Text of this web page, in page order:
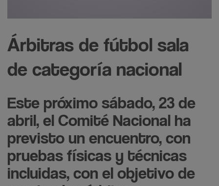
Árbitras de fútbol sala
de categoría nacional
Este próximo sábado, 23 de
abril, el Comité Nacional ha
previsto un encuentro, con
pruebas físicas y técnicas
incluidas, con el objetivo de